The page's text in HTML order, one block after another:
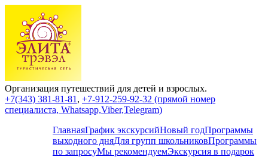
Организация путешествий для детей и взрослых.
+7(343) 381-81-81 , +7-912-259-92-32 (прямой номер
специалиста, Whatsapp,Viber,Telegram)
ГлавнаяГрафик экскурсийНовый годПрограммы
выходного дняДля групп школьниковПрограммы
по запросуМы рекомендуемЭкскурсия в подарок